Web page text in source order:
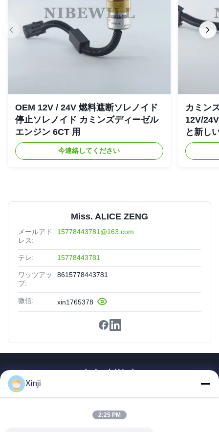
OEM 12V / 24V 燃料遮断ソレノイド
停止ソレノイド カミンズディーゼル
エンジン 6CT 用
今連絡してください
カミン
12V/
と新し
Miss. ALICE ZENG
メールアド
レス:
15778443781@163.com
テレ: 15778443781
ワッツアッ
プ:
8615778443781
微信: xin1765378
クイックリンク
私たちについて
Xinji
2:25 PM